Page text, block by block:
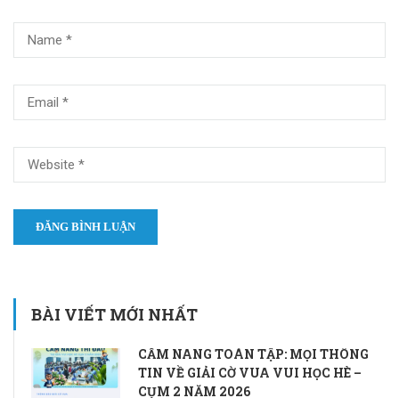
BÀI VIẾT MỚI NHẤT
CẨM NANG TOÀN TẬP: MỌI THÔNG
TIN VỀ GIẢI CỜ VUA VUI HỌC HÈ –
CỤM 2 NĂM 2026